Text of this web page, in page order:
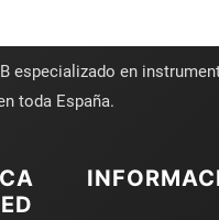
especializado en
toda España.